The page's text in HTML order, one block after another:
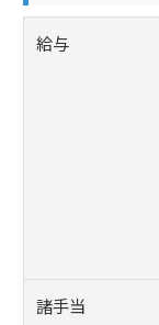
給与
諸手当